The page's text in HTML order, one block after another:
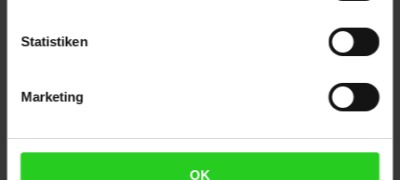
Statistiken
Marketing
OK
Fußzeile
Weitere Online-Angebote
Netto Reisen TV-Shop Weinwelt